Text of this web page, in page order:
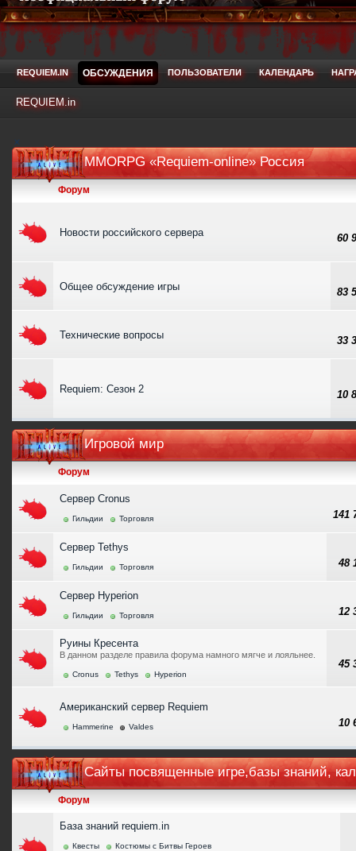
REQUIEM.IN ОБСУЖДЕНИЯ ПОЛЬЗОВАТЕЛИ КАЛЕНДАРЬ
REQUIEM.in
MMORPG «Requiem-online» Россия
Форум
Новости российского сервера 60
Общее обсуждение игры 83
Технические вопросы 33
Requiem: Сезон 2 10
Игровой мир
Форум
Сервер Cronus
Гильдии Торговля 141
Сервер Tethys
Гильдии Торговля 48
Сервер Hyperion
Гильдии Торговля 12
Руины Кресента
В данном разделе правила форума намного мягче и лояльнее.
Cronus Tethys Hyperion
45
Американский сервер Requiem
Hammerine Valdes 10
Сайты посвященные игре,базы знаний,
Форум
База знаний requiem.in
Квесты
Костюмы с Битвы Героев